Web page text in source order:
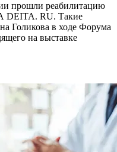
прошли реабилитацию
DEITA. RU. Такие
Голикова в ходе Форума
на выставке